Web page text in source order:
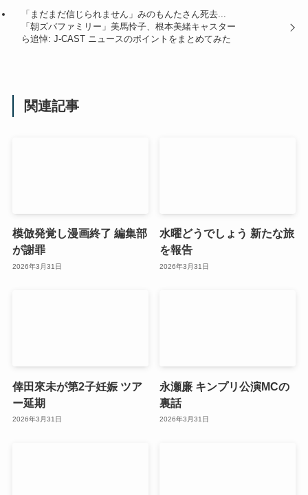
「まだまだ信じられません」みのもんたさん死去...
「朝ズバファミリー」美馬怜子、根本美緒キャスター
ら追悼: J-CAST ニュースのポイントをまとめてみた
関連記事
模倣発覚し漫画終了 編集部
が謝罪
2026年3月31日
水曜どうでしょう 新たな旅
を報告
2026年3月31日
倖田來未が第2子妊娠 ツア
ー延期
2026年3月31日
永瀬廉 キンプリ公演MCの
裏話
2026年3月31日